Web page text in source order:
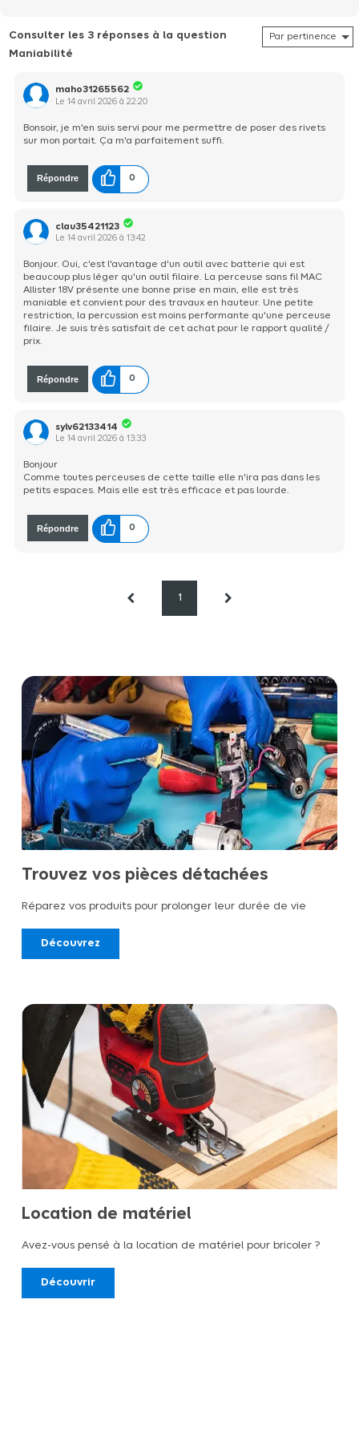
s'équiper à super prix. Inclut 1Â batterie 2Ah, un chargeur et
Consulter les 3 réponses à la question
Maniabilité
maho31265562
Le14 avril 2026 à22:20
Bonsoir, je m'en suis servi pour me permettre de poser des rivets
sur mon portait. Ça m'a parfaitement suffi.
Répondre 0
clau35421123
Le14 avril 2026 à13:42
Bonjour. Oui, c'est l'avantage d'un outil avec batterie qui est
beaucoup plus léger qu'un outil filaire. La perceuse sans fil MAC
Allister 18V présente une bonne prise en main, elle est très
maniable et convient pour des travaux en hauteur. Une petite
restriction, la percussion est moins performante qu'une perceuse
filaire. Je suis très satisfait de cet achat pour le rapport qualité /
prix.
Répondre 0
sylv62133414
Le14 avril 2026 à13:33
Bonjour
Comme toutes perceuses de cette taille elle n'ira pas dans les
petits espaces. Mais elle est très efficace et pas lourde.
Répondre 0
1
Trouvez vos pièces détachées
Réparez vos produits pour prolonger leur durée de vie
Découvrez
Location de matériel
Avez-vous pensé à la location de matériel pour bricoler ?
Découvrir